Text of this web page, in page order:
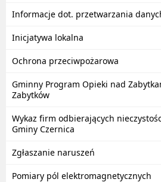
Informacje dot. przetwarzania
Inicjatywa lokalna
Ochrona przeciwpożarowa
Gminny Program Opieki nad
Zabytków
Wykaz firm odbierających
Gminy Czernica
Zgłaszanie naruszeń
Pomiary pól elektromagnetycznych